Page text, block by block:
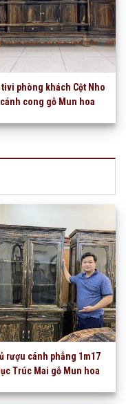
tivi phòng khách Cột Nho
cánh cong gỗ Mun hoa
rượu cánh phẳng 1m17
Trúc Mai gỗ Mun hoa